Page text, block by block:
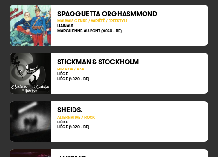
SPAGGUETTA ORGHASMMOND
MAUVAIS GENRE / VARIÉTÉ / FREESTYLE
HAINAUT
MARCHIENNE-AU-PONT (6030 - BE)
STICKMAN & STOCKHOLM
HIP HOP / RAP
LIÈGE
LIÈGE (4020 - BE)
SHEIDS.
ALTERNATIVE / ROCK
LIÈGE
LIÈGE (4020 - BE)